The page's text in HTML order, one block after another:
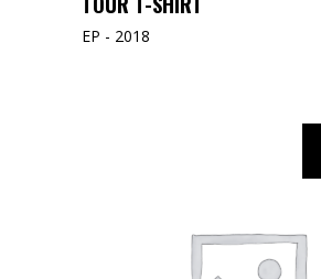
EP - 2018